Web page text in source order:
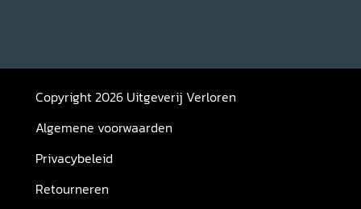
Copyright 2026 Uitgeverij Verloren
Algemene voorwaarden
Privacybeleid
Retourneren